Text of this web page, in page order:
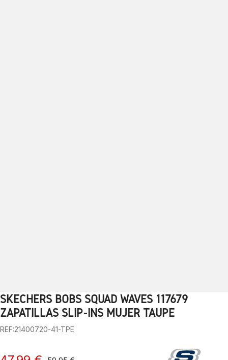
1 2 3 4 5 6 7 8 9 10 11
SKECHERS BOBS SQUAD WAVES 117679
ZAPATILLAS SLIP-INS MUJER TAUPE
REF:21400720-41-TPE